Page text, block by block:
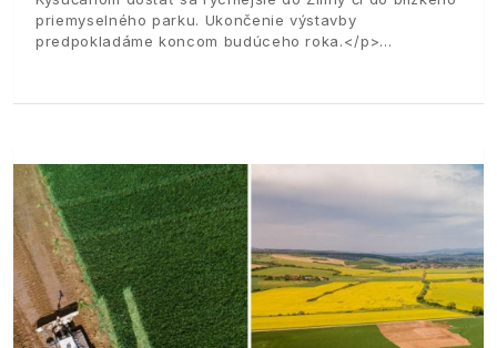
priemyselného parku. Ukončenie výstavby
predpokladáme koncom budúceho roka.</p>